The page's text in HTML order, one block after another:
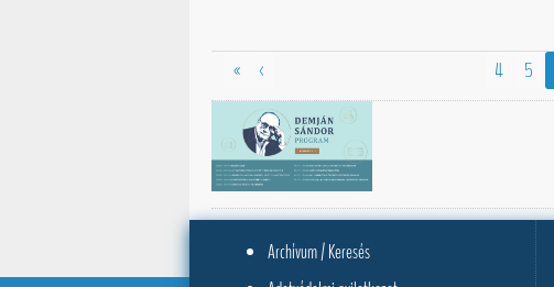
« < 4 5
Archívum / Keresés